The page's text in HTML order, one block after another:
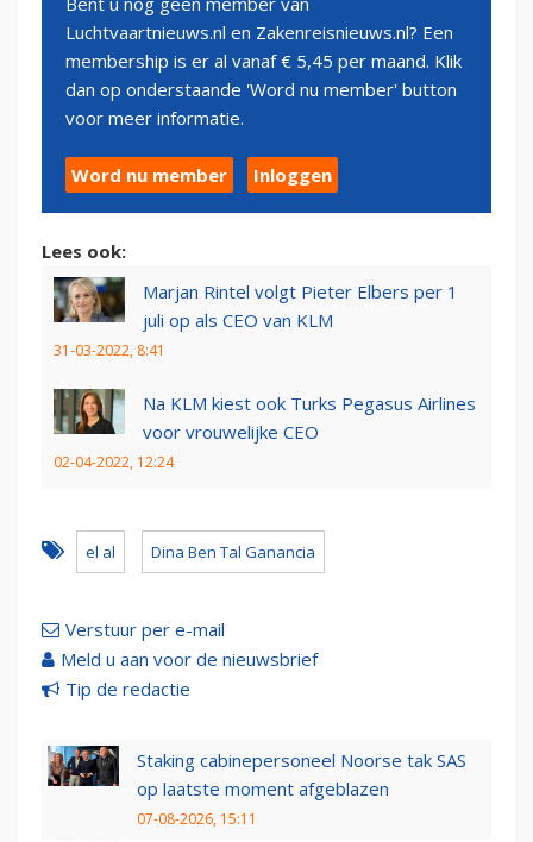
Luchtvaartnieuws.nl en Zakenreisnieuws.nl? Een
membership is er al vanaf € 5,45 per maand. Klik
dan op onderstaande 'Word nu member' button
voor meer informatie.
Word nu member Inloggen
Lees ook:
Marjan Rintel volgt Pieter Elbers per 1
juli op als CEO van KLM
31-03-2022, 8:41
Na KLM kiest ook Turks Pegasus Airlines
voor vrouwelijke CEO
02-04-2022, 12:24
el al Dina Ben Tal Ganancia
Verstuur per e-mail
Meld u aan voor de nieuwsbrief
Tip de redactie
Staking cabinepersoneel Noorse tak SAS
op laatste moment afgeblazen
07-08-2026, 15:11